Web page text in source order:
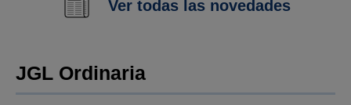
Ver todas las novedades
JGL Ordinaria